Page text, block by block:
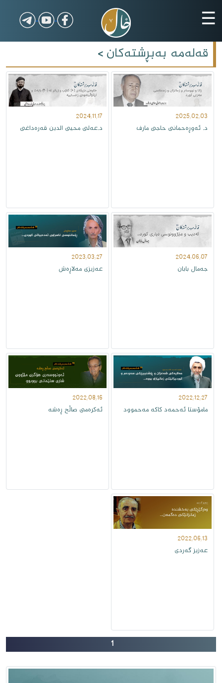
☰
قەلەمە بەبڕشتەکان >
2025/02/03
د. ئەوڕەحمانی حاجى مارف
2024/11/17
د.عەلی محیی الدین قەرەداغی
2024/06/07
جەمال بابان
2023/03/27
عەزیزى مەلاڕەش
2022/12/27
مامۆستا ئەحمەد کاکە مەحموود
2022/08/16
ئه‌كره‌مى صاڵح ڕه‌شه‌
2022/06/13
عەزیز گەردى
1